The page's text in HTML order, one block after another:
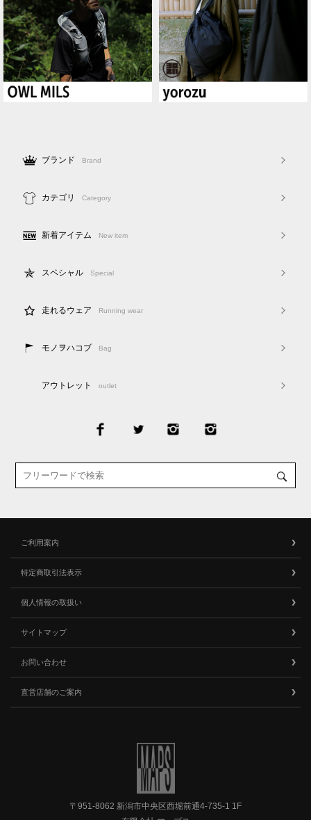
ブランド Brand
カテゴリ Category
新着アイテム New item
スペシャル Special
走れるウェア Running wear
モノヲハコブ Bag
アウトレット outlet
ご利用案内
特定商取引法表示
個人情報の取扱い
サイトマップ
お問い合わせ
直営店舗のご案内
〒951-8062 新潟市中央区西堀前通4-735-1 1F